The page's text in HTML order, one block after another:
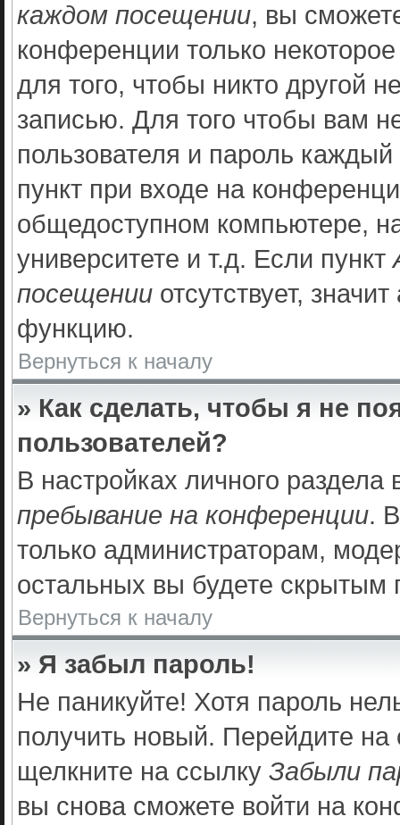
каждом посещении, вы
конференции только
для того, чтобы никто другой
записью. Для того чтобы вам
пользователя и пароль
пункт при входе на
общедоступном компьютере,
университете и т.д. Если пункт
посещении отсутствует,
функцию.
Вернуться к началу
» Как сделать, чтобы я не
пользователей?
В настройках личного
пребывание на конференции.
только администраторам,
остальных вы будете скрытым
Вернуться к началу
» Я забыл пароль!
Не паникуйте! Хотя пароль
получить новый. Перейдите
щелкните на ссылку Забыли
вы снова сможете войти на